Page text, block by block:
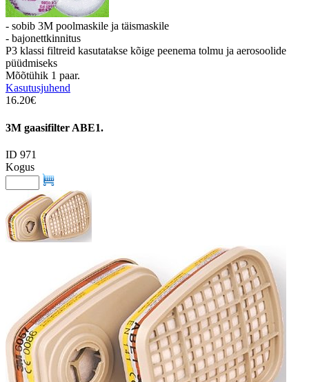
- sobib 3M poolmaskile ja täismaskile
- bajonettkinnitus
P3 klassi filtreid kasutatakse kõige peenema tolmu ja aerosoolide
püüdmiseks
Mõõtühik 1 paar.
Kasutusjuhend
16.20€
3M gaasifilter ABE1.
ID 971
Kogus